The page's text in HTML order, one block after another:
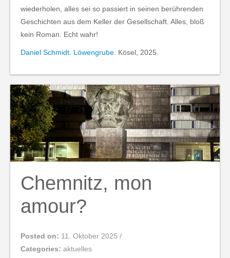
wiederholen, alles sei so passiert in seinen berührenden
Geschichten aus dem Keller der Gesellschaft. Alles, bloß
kein Roman. Echt wahr!
Daniel Schmidt. Löwengrube. Kösel, 2025.
Chemnitz, mon
amour?
Posted on: 11. Oktober 2025 /
Categories: aktuelles